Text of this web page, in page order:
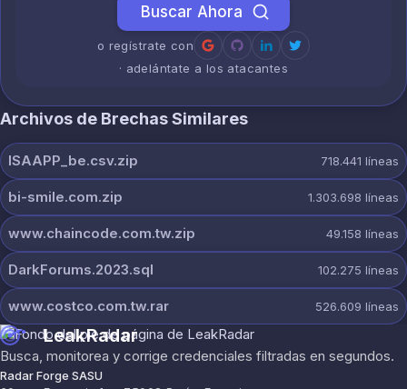
Buscar Ahora
o regístrate con
· adelántate a los atacantes
Archivos de Brechas Similares
ISAAPP_be.csv.zip 718.441 líneas
bi-smile.com.zip 1.303.698 líneas
www.chaincode.com.tw.zip 49.158 líneas
DarkForums.2023.sql 102.275 líneas
www.costco.com.tw.rar 526.609 líneas
LeakRadar
Busca, monitorea y corrige credenciales filtradas en segundos.
Radar Forge SASU